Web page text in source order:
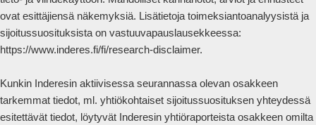
ovat esittäjiensä näkemyksiä. Lisätietoja toimeksiantoanalyysistä ja
sijoitussuosituksista on vastuuvapauslausekkeessa:
https://www.inderes.fi/fi/research-disclaimer.
Kunkin Inderesin aktiivisessa seurannassa olevan osakkeen
tarkemmat tiedot, ml. yhtiökohtaiset sijoitussuosituksen yhteydessä
esitettävät tiedot, löytyvät Inderesin yhtiöraporteista osakkeen omilta